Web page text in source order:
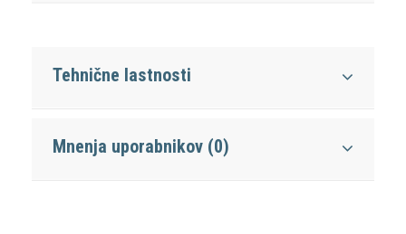
Tehnične lastnosti
Mnenja uporabnikov (0)